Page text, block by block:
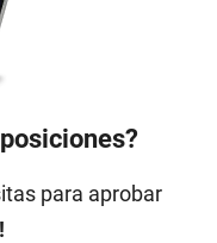
para aprobar